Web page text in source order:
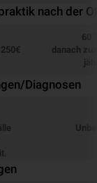
nach der
60
danach
Diagnosen